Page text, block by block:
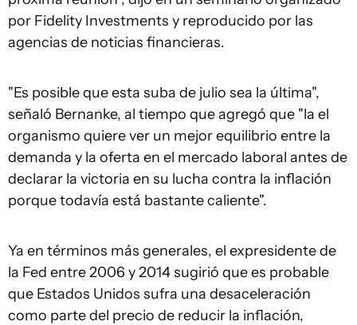
por Fidelity Investments y reproducido por las
agencias de noticias financieras.
"Es posible que esta suba de julio sea la última",
señaló Bernanke, al tiempo que agregó que "la el
organismo quiere ver un mejor equilibrio entre la
demanda y la oferta en el mercado laboral antes de
declarar la victoria en su lucha contra la inflación
porque todavía está bastante caliente".
Ya en términos más generales, el expresidente de
la Fed entre 2006 y 2014 sugirió que es probable
que Estados Unidos sufra una desaceleración
como parte del precio de reducir la inflación,